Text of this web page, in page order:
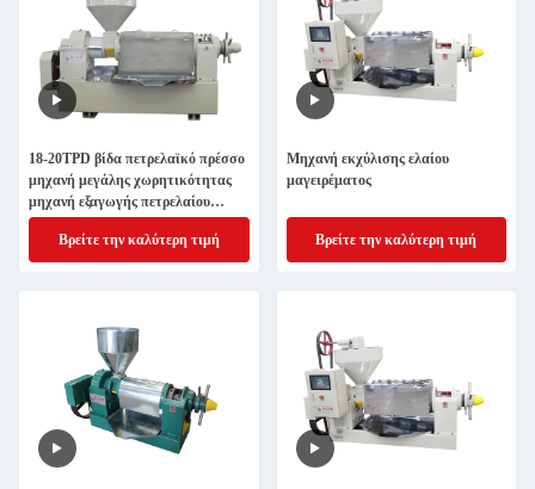
18-20TPD βίδα πετρελαϊκό πρέσσο
μηχανή μεγάλης χωρητικότητας
μηχανή εξαγωγής πετρελαίου
αραβόσιτο πετρελαϊκό πρέσσο
γραμμήΒρείτε την καλύτερη τιμή
Μηχανή εκχύλισης ελαίου
μαγειρέματος
Βρείτε την καλύτερη τιμή